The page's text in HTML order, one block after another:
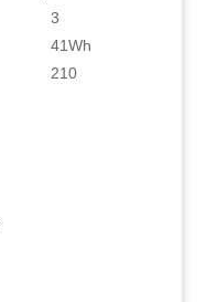
3
41Wh
210